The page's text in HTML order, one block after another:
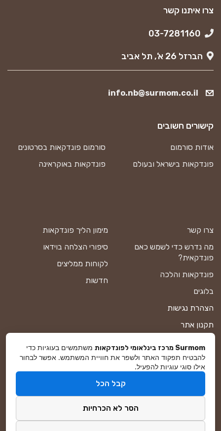
צרו איתנו קשר
הברזל 26 א’, תל אביב
info.nb@surmom.co.il
צרו קשר
מה נדרש כדי לשמש כאם
פונדקאית?
פונדקאות והלכה
בלוגים
הצהרת נגישות
תקנון אתר
מפת אתר
מימון הליך פונדקאות
סיפורי הצלחה בוידאו
לקוחות ממליצים
חדשות
קישורים חשובים
אודות סורמום
סורמום פונדקאות בסרטונים
פונדקאות בישראל ובעולם
פונדקאות באוקראינה
פיתוח ושיווק באינטרנטDreamZone
Surmom מרכז בינלאומי לפונדקאות
משתמשים בעוגיות כדי
להבטיח תפקוד האתר ולשפר את חוויית המשתמש. אפשר לבחור
אילו סוגי עוגיות להפעיל.
קבל הכל
הסר לא הכרחיות